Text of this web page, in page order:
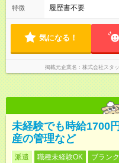
特徴 履歴書不要
気になる！
掲載元企業名 株式会社スタ
未経験でも時給1700
産の管理など
派遣 職種未経験OK ブラン